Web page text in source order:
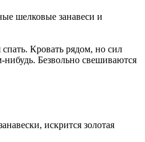
шелковые занавеси и
Кровать рядом, но сил
нибудь. Безвольно свешиваются
искрится золотая